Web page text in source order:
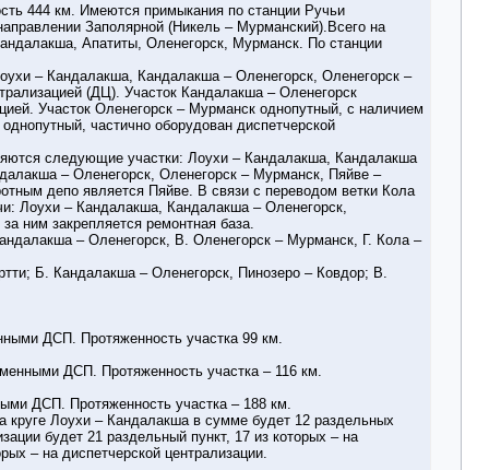
444 км. Имеются примыкания по станции Ручьи
Заполярной (Никель – Мурманский).Всего на
Апатиты, Оленегорск, Мурманск. По станции
– Кандалакша, Кандалакша – Оленегорск, Оленегорск –
(ДЦ). Участок Кандалакша – Оленегорск
Участок Оленегорск – Мурманск однопутный, с наличием
частично оборудован диспетчерской
следующие участки: Лоухи – Кандалакша, Кандалакша
– Оленегорск, Оленегорск – Мурманск, Пяйве –
депо является Пяйве. В связи с переводом ветки Кола
Лоухи – Кандалакша, Кандалакша – Оленегорск,
ним закрепляется ремонтная база.
– Оленегорск, В. Оленегорск – Мурманск, Г. Кола –
Б. Кандалакша – Оленегорск, Пинозеро – Ковдор; В.
ДСП. Протяженность участка 99 км.
ДСП. Протяженность участка – 116 км.
ДСП. Протяженность участка – 188 км.
круге Лоухи – Кандалакша в сумме будет 12 раздельных
будет 21 раздельный пункт, 17 из которых – на
– на диспетчерской централизации.